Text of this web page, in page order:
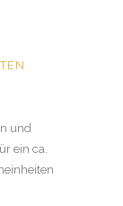
und
ein ca.